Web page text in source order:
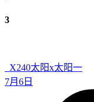
3
_X240太阳x太阳一
7月6日